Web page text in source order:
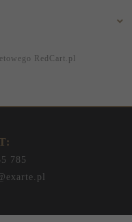
RedCart.pl
785